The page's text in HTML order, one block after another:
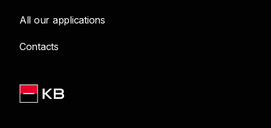
All our applications
Contacts